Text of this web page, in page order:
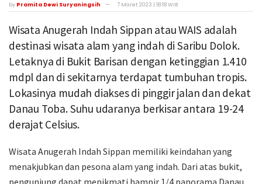
by Pramita Dewi Suryaningsih 7 Maret 2023 | 18:18 WIB
Wisata Anugerah Indah Sippan atau WAIS adalah
destinasi wisata alam yang indah di Saribu Dolok.
Letaknya di Bukit Barisan dengan ketinggian 1.410
mdpl dan di sekitarnya terdapat tumbuhan tropis.
Lokasinya mudah diakses di pinggir jalan dan dekat
Danau Toba. Suhu udaranya berkisar antara 19-24
derajat Celsius.
Wisata Anugerah Indah Sippan memiliki keindahan yang
menakjubkan dan pesona alam yang indah. Dari atas bukit,